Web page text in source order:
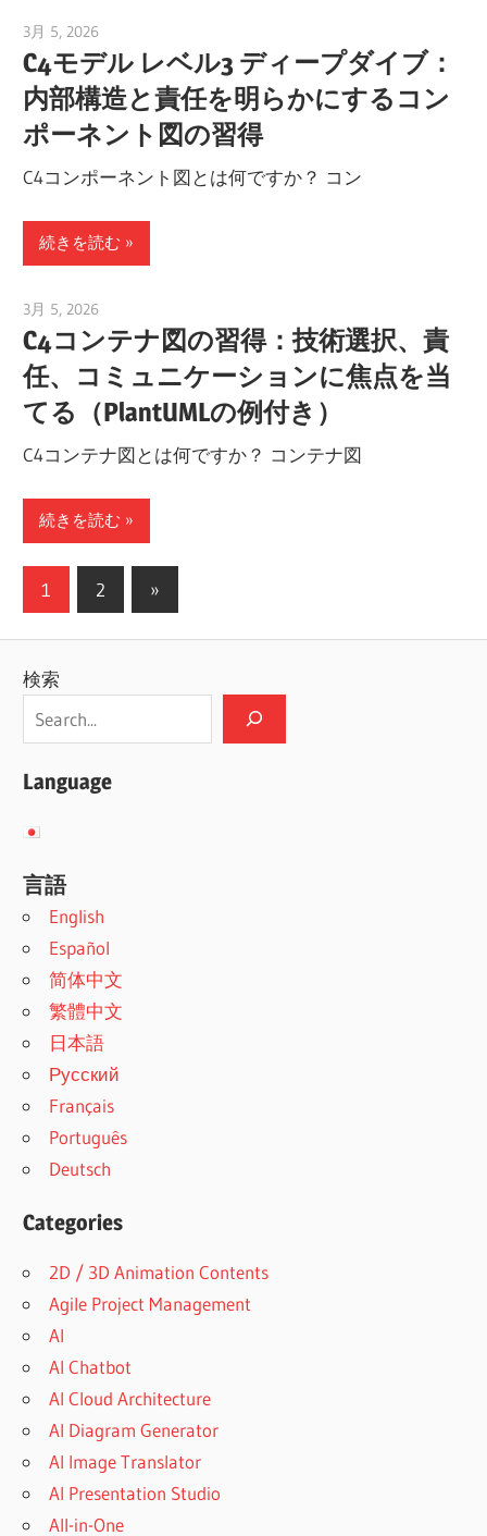
3月 5, 2026
C4モデル レベル3 ディープダイブ：
内部構造と責任を明らかにするコン
ポーネント図の習得
C4コンポーネント図とは何ですか？ コン
続きを読む
3月 5, 2026
C4コンテナ図の習得：技術選択、責
任、コミュニケーションに焦点を当
てる（PlantUMLの例付き）
C4コンテナ図とは何ですか？ コンテナ図
続きを読む
投
の
ペ
ー
ジ
送
り
1 2
次
の
»
検索
Language
言語
English
Español
简体中文
繁體中文
日本語
Русский
Français
Português
Deutsch
Categories
2D / 3D Animation Contents
Agile Project Management
AI
AI Chatbot
AI Cloud Architecture
AI Diagram Generator
AI Image Translator
AI Presentation Studio
All-in-One